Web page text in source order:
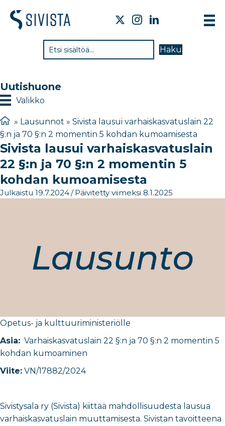
Haku
Uutishuone
Valikko
» Lausunnot » Sivista lausui varhaiskasvatuslain 22
§:n ja 70 §:n 2 momentin 5 kohdan kumoamisesta
Sivista lausui varhaiskasvatuslain
22 §:n ja 70 §:n 2 momentin 5
kohdan kumoamisesta
Julkaistu 19.7.2024/ Päivitetty viimeksi 8.1.2025
Opetus- ja kulttuuriministeriö ​lle
Asia: Varhaiskasvatuslain 22 §:n ja 70 §:n 2 momentin 5
kohdan kumoaminen
Viite: VN/17882/2024
Sivistysala ry (Sivista) kiittää mahdollisuudesta lausua
varhaiskasvatuslain muuttamisesta. Sivistan tavoitteena